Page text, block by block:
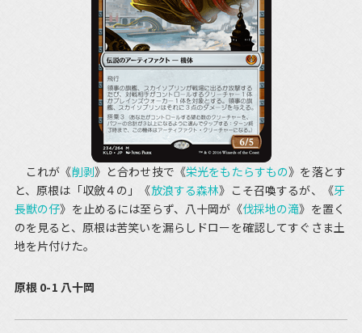
これが《削剥》と合わせ技で《栄光をもたらすもの》を落とす
と、原根は「収斂４の」《放浪する森林》こそ召喚するが、《牙
長獣の仔》を止めるには至らず、八十岡が《伐採地の滝》を置く
のを見ると、原根は苦笑いを漏らしドローを確認してすぐさま土
地を片付けた。
原根 0-1 八十岡